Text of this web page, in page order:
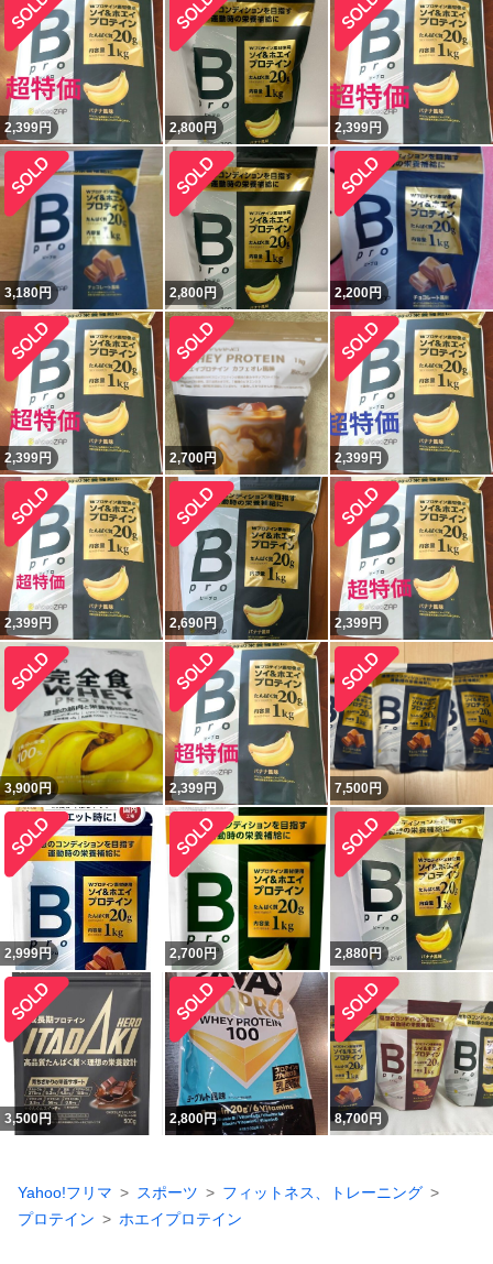
2,399円 2,800円 2,399円
3,180円 2,800円 2,200円
2,399円 2,700円 2,399円
2,399円 2,690円 2,399円
3,900円 2,399円 7,500円
2,999円 2,700円 2,880円
3,500円 2,800円 8,700円
Yahoo!フリマ スポーツ
フィットネス、トレーニング
プロテイン
ホエイプロテイン